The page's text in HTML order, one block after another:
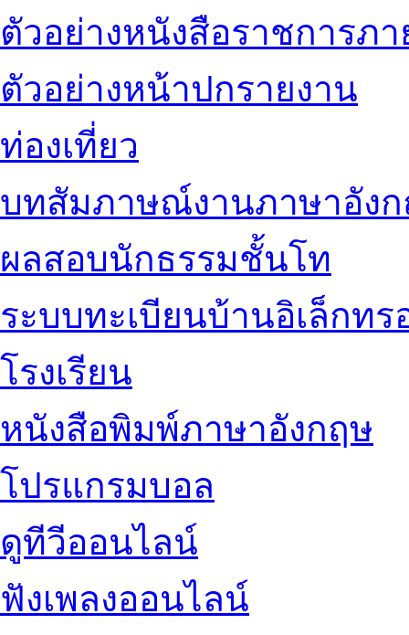
ตัวอย่างหนังสือราชการภ
ตัวอย่างหน้าปกรายงาน
ท่องเที่ยว
บทสัมภาษณ์งานภาษาอัง
ผลสอบนักธรรมชั้นโท
ระบบทะเบียนบ้านอิเล็กท
โรงเรียน
หนังสือพิมพ์ภาษาอังกฤษ
โปรแกรมบอล
ดูทีวีออนไลน์
ฟังเพลงออนไลน์